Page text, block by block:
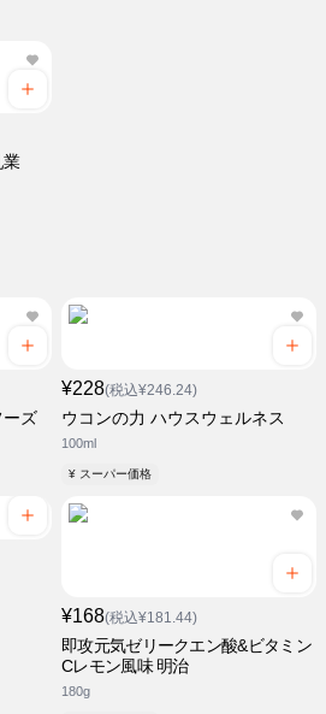
業
ーズ
¥228(税込¥246.24)
ウコンの力 ハウスウェルネス
100ml
¥ スーパー価格
¥168(税込¥181.44)
即攻元気ゼリークエン酸&ビタミン
Cレモン風味 明治
180g